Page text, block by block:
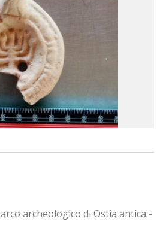
archeologico di Ostia antica -